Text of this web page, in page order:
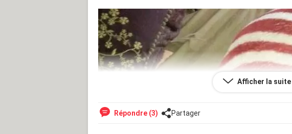
Afficher la suite
Répondre (3) Partager